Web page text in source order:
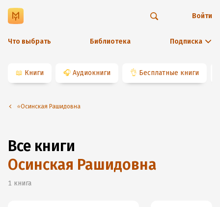
Что выбрать Библиотека Подписка
Войти
📖 Книги 🎧 Аудиокниги 👌 Бесплатные книги
⭐️Осинская Рашидовна
Все книги
Осинская Рашидовна
1 книга